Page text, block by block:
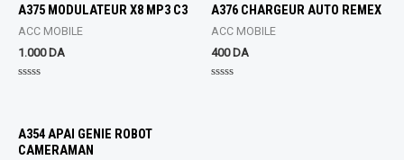
A375 MODULATEUR X8 MP3 C3
ACC MOBILE
1.000DA
5
A376 CHARGEUR AUTO REMEX
ACC MOBILE
400DA
A354 APAI GENIE ROBOT
CAMERAMAN